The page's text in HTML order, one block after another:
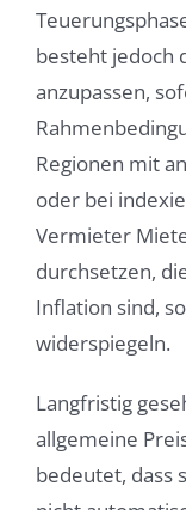
besteht jedoch
anzupassen,
Regionen mit
oder bei
Vermieter
durchsetzen,
Inflation sind,
widerspiegeln.
Langfristig
allgemeine
bedeutet, dass